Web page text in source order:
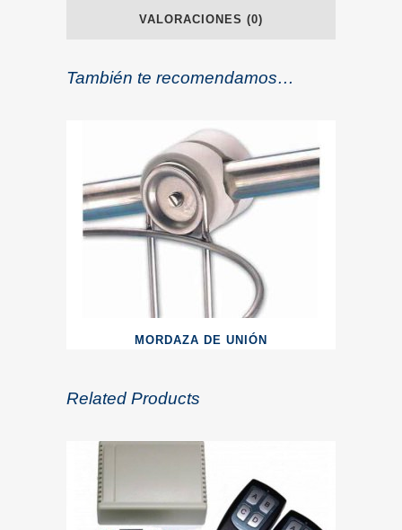
VALORACIONES (0)
También te recomendamos…
MORDAZA DE UNIÓN
Related Products